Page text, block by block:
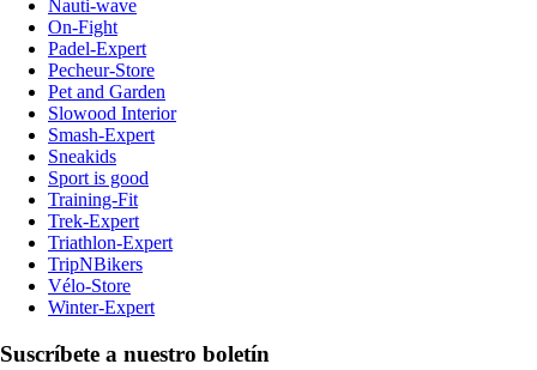
Nauti-wave
On-Fight
Padel-Expert
Pecheur-Store
Pet and Garden
Slowood Interior
Smash-Expert
Sneakids
Sport is good
Training-Fit
Trek-Expert
Triathlon-Expert
TripNBikers
Vélo-Store
Winter-Expert
Suscríbete a nuestro boletín